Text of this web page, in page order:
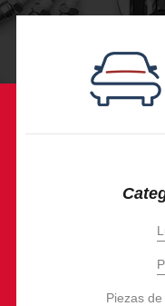
Piezas